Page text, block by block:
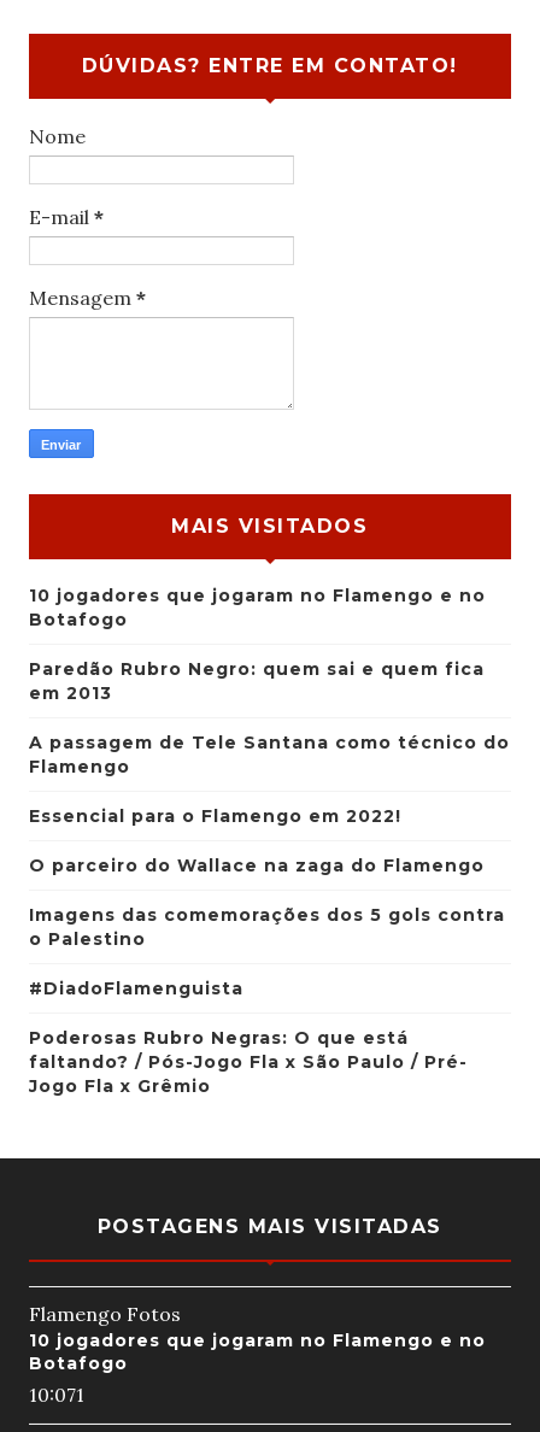
DÚVIDAS? ENTRE EM CONTATO!
Nome
E-mail *
Mensagem *
MAIS VISITADOS
10 jogadores que jogaram no Flamengo e no
Botafogo
Paredão Rubro Negro: quem sai e quem fica
em 2013
A passagem de Tele Santana como técnico do
Flamengo
Essencial para o Flamengo em 2022!
O parceiro do Wallace na zaga do Flamengo
Imagens das comemorações dos 5 gols contra
o Palestino
#DiadoFlamenguista
Poderosas Rubro Negras: O que está
faltando? / Pós-Jogo Fla x São Paulo / Pré-
Jogo Fla x Grêmio
POSTAGENS MAIS VISITADAS
Flamengo Fotos
10 jogadores que jogaram no Flamengo e no
Botafogo
10:071